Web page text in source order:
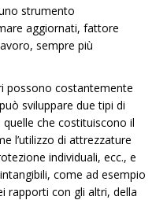
strumento
aggiornati, fattore
sempre più
possono costantemente
sviluppare due tipi di
che costituiscono il
l’utilizzo di attrezzature
individuali, ecc., e
come ad esempio
rapporti con gli altri, della